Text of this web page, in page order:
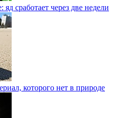
сработает через две недели
которого нет в природе